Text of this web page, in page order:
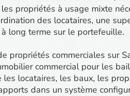
propriétés à usage mixte
des locataires, une
long terme sur le portefeuille.
propriétés commerciales sur
commercial pour les
locataires, les baux, les
dans un système